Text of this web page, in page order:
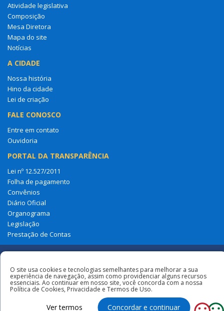
Atividade legislativa
Composição
Mesa Diretora
Mapa do site
Notícias
A CIDADE
Nossa história
Hino da cidade
Lei de criação
FALE CONOSCO
Entre em contato
Ouvidoria
PORTAL DA TRANSPARÊNCIA
Lei nº 12.527/2011
Folha de pagamento
Convênios
Diário Oficial
Organograma
Legislação
Prestação de Contas
Redes
Sociais
Todos os direitos reservados à Câmara
O site usa cookies e tecnologias semelhantes para melhorar a sua
experiência de navegação, assim como providenciar alguns recursos
essenciais. Ao continuar em nosso site, você concorda com a nossa
Política de Cookies, Privacidade e Termos de Uso.
Ver termos Concordar e continuar